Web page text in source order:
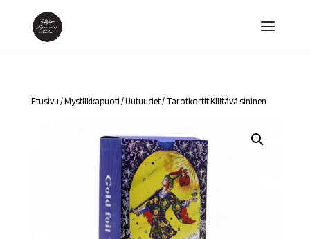
Etusivu /Mystiikkapuoti /Uutuudet/ Tarotkortit Kiiltävä sininen